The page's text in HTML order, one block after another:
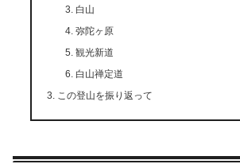
白山
弥陀ヶ原
観光新道
白山禅定道
この登山を振り返って